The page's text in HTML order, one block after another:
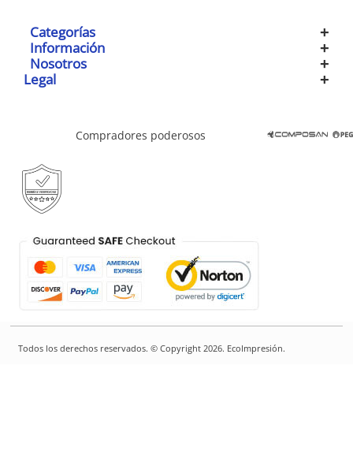
Categorías
Información
Nosotros
Legal
Compradores poderosos
Todos los derechos reservados. © Copyright 2026. EcoImpresión.